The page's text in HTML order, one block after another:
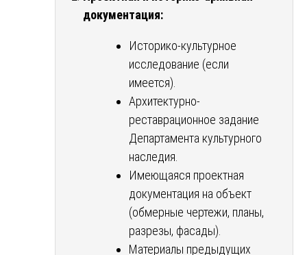
документация:
Историко-культурное
исследование (если
имеется).
Архитектурно-
реставрационное задание
Департамента культурного
наследия.
Имеющаяся проектная
документация на объект
(обмерные чертежи, планы,
разрезы, фасады).
Материалы предыдущих